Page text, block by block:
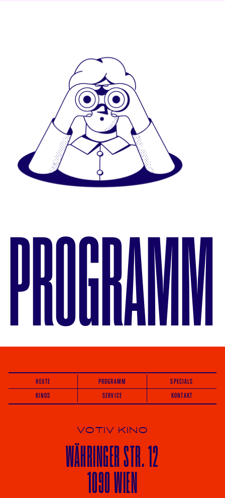
PROGRAMM
HEUTE PROGRAMM
SPECIALS
KINOS
SERVICE KONTAKT
VOTIV KINO
WÄHRINGERSTR. 12
1090 WIEN